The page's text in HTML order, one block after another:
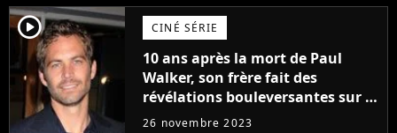
player2 CINÉ SÉRIE
10 ans après la mort de Paul
Walker, son frère fait des
révélations bouleversantes sur la
réaction des acteurs de Fast and
26 novembre 2023